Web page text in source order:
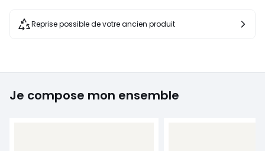
Reprise possible de votre ancien produit
Je compose mon ensemble